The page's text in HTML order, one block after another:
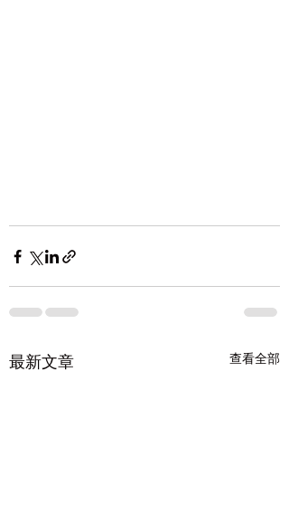
最新文章 查看全部